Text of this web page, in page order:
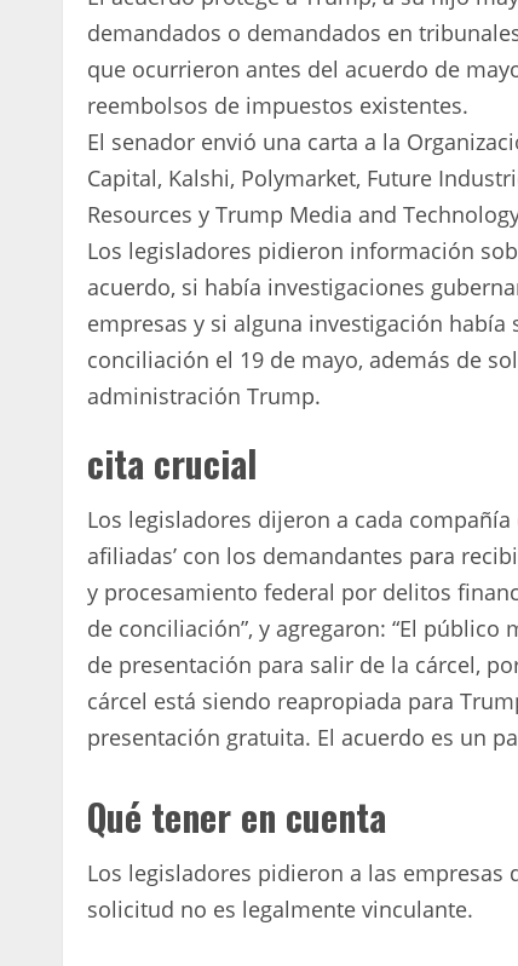
demandados o demandados en
que ocurrieron antes del acuerdo de
reembolsos de impuestos existentes.
El senador envió una carta a la
Capital, Kalshi, Polymarket, Future
Resources y Trump Media and
Los legisladores pidieron información
acuerdo, si había investigaciones
empresas y si alguna investigación
conciliación el 19 de mayo, además de
administración Trump.
cita crucial
Los legisladores dijeron a cada
afiliadas’ con los demandantes para
y procesamiento federal por delitos
de conciliación”, y agregaron: “El
de presentación para salir de la cárcel,
cárcel está siendo reapropiada para
presentación gratuita. El acuerdo es un
Qué tener en cuenta
Los legisladores pidieron a las
solicitud no es legalmente vinculante.